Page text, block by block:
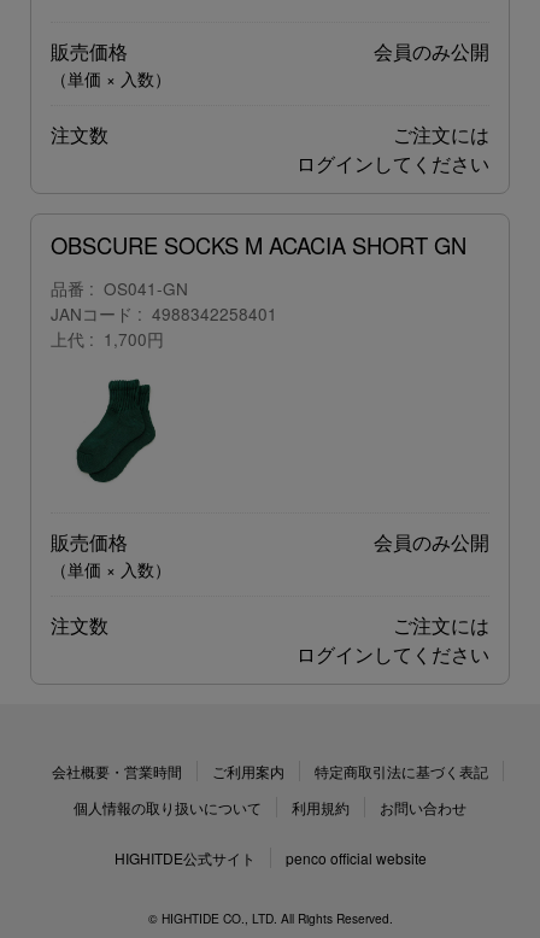
販売価格
（単価 × 入数）
会員のみ公開
注文数
ご注文には
ログインしてください
OBSCURE SOCKS M ACACIA SHORT GN
品番
OS041-GN
JANコード
4988342258401
上代
1,700円
販売価格
（単価 × 入数）
会員のみ公開
注文数
ご注文には
ログインしてください
会社概要・営業時間 ご利用案内
特定商取引法に基づく表記
個人情報の取り扱いについて
利用規約 お問い合わせ
HIGHITDE公式サイト penco official website
© HIGHTIDE CO., LTD. All Rights Reserved.